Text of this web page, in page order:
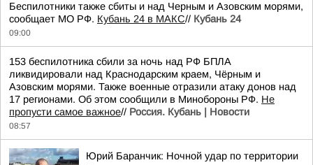
Беспилотники также сбиты и над Черным и Азовским морями,
сообщает МО РФ. Кубань 24 в МАКС// Кубань 24
09:00
153 беспилотника сбили за ночь над РФ БПЛА
ликвидировали над Краснодарским краем, Чёрным и
Азовским морями. Также военные отразили атаку донов над
17 регионами. Об этом сообщили в Минобороны РФ. Не
пропусти самое важное// Россия. Кубань | Новости
08:57
Юрий Баранчик: Ночной удар по территории